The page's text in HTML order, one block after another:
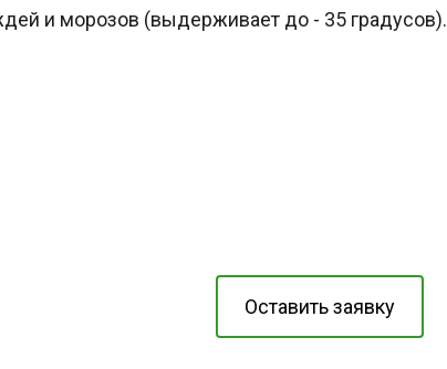
и морозов (выдерживает до - 35 градусов).
Оставить заявку